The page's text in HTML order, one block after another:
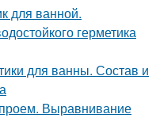
для ванной.
герметика
для ванны. Состав и
Выравнивание